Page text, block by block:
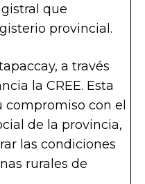
que
provincial.
a través
la CREE. Esta
con el
de la provincia,
las condiciones
rurales de